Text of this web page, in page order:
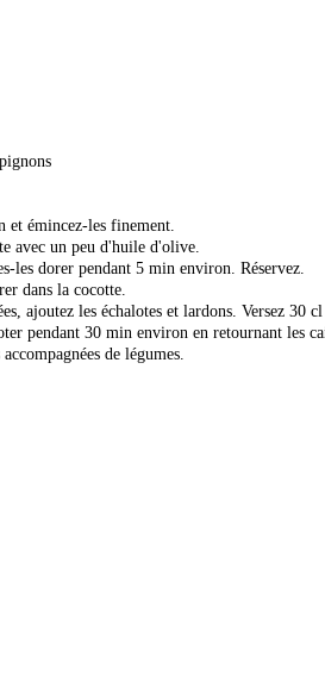
et émincez-les finement.
avec un peu d'huile d'olive.
les dorer pendant 5 min environ. Réservez.
dans la cocotte.
ajoutez les échalotes et lardons. Versez
pendant 30 min environ en retournant les
de légumes.